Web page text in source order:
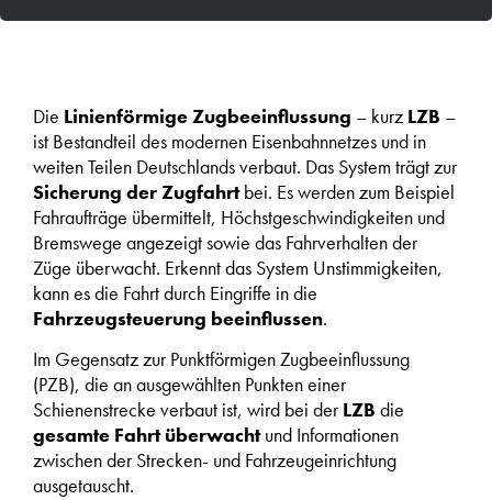
Die Linienförmige Zugbeeinflussung – kurz LZB –
ist Bestandteil des modernen Eisenbahnnetzes und in
weiten Teilen Deutschlands verbaut. Das System trägt zur
Sicherung der Zugfahrtbei. Es werden zum Beispiel
Fahraufträge übermittelt, Höchstgeschwindigkeiten und
Bremswege angezeigt sowie das Fahrverhalten der
Züge überwacht. Erkennt das System Unstimmigkeiten,
kann es die Fahrt durch Eingriffe in die
Fahrzeugsteuerung beeinflussen.
Im Gegensatz zur Punktförmigen Zugbeeinflussung
(PZB), die an ausgewählten Punkten einer
Schienenstrecke verbaut ist, wird bei derLZB die
gesamte Fahrt überwachtund Informationen
zwischen der Strecken- und Fahrzeugeinrichtung
ausgetauscht.